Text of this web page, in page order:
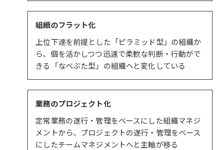
組織のフラット化
上位下達を前提とした「ピラミッド型」の組織か
ら、個を活かしつつ迅速で柔軟な判断・行動がで
きる「なべぶた型」の組織へと変化している
業務のプロジェクト化
定常業務の遂行・管理をベースにした組織マネジ
メントから、プロジェクトの遂行・管理をベース
にしたチームマネジメントへと主軸が移る